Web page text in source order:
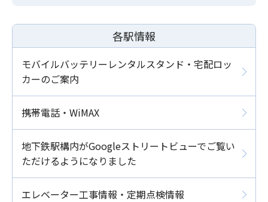
各駅情報
モバイルバッテリーレンタルスタンド・宅配ロッ
カーのご案内
携帯電話・WiMAX
地下鉄駅構内がGoogleストリートビューでご覧い
ただけるようになりました
エレベーター工事情報・定期点検情報